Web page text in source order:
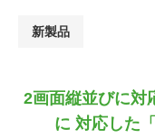
新製品
2画面縦並びに対
に 対応した